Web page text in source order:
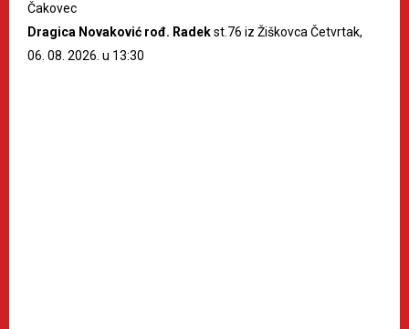
Čakovec
Dragica Novaković rođ. Radekst.76 iz Žiškovca Četvrtak,
06. 08. 2026. u 13:30